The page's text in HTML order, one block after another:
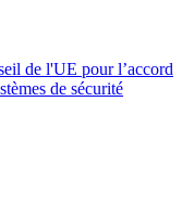
de l'UE pour l’accord
de sécurité